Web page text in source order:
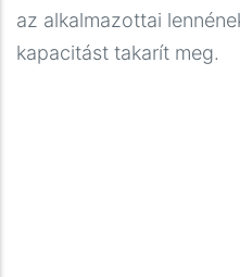
de envio de
facilitando o depósito e
az alkalmazottai
kapacitást takarít meg.